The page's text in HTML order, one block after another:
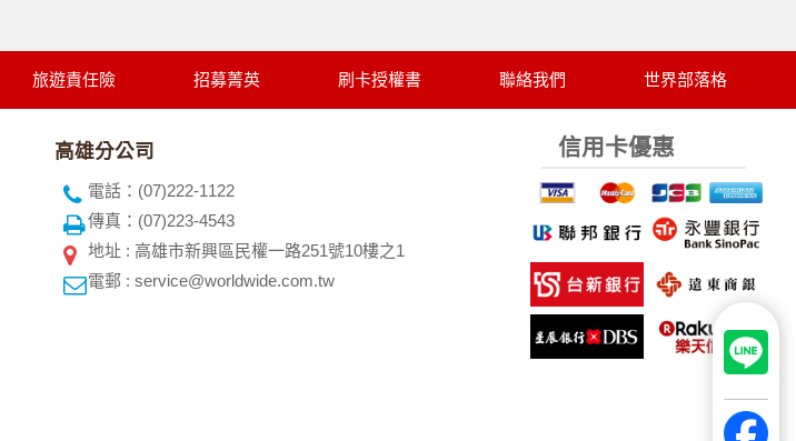
旅遊責任險 招募菁英 刷卡授權書 聯絡我們 世界部落格
高雄分公司
電話：(07)222-1122
傳真：(07)223-4543
地址 : 高雄市新興區民權一路251號10樓之1
電郵 : service@worldwide.com.tw
信用卡優惠